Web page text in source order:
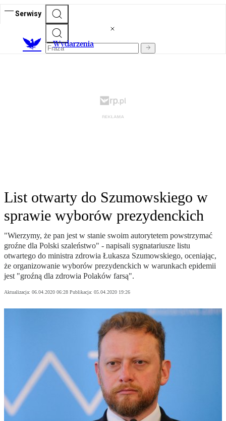
Serwisy
Wydarzenia
List otwarty do Szumowskiego w
sprawie wyborów prezydenckich
"Wierzymy, że pan jest w stanie swoim autorytetem powstrzymać
groźne dla Polski szaleństwo" - napisali sygnatariusze listu
otwartego do ministra zdrowia Łukasza Szumowskiego, oceniając,
że organizowanie wyborów prezydenckich w warunkach epidemii
jest "groźną dla zdrowia Polaków farsą".
Aktualizacja: 06.04.2020 06:28 Publikacja: 05.04.2020 19:26